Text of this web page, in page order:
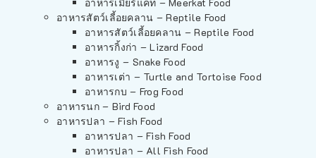
อาหารสัตว์เลี้อยคลาน – Reptile Food
อาหารสัตว์เลี้อยคลาน – Reptile Food
อาหารกิ้งก่า – Lizard Food
อาหารงู – Snake Food
อาหารเต่า – Turtle and Tortoise Food
อาหารกบ – Frog Food
อาหารนก – Bird Food
อาหารปลา – Fish Food
อาหารปลา – Fish Food
อาหารปลา – All Fish Food